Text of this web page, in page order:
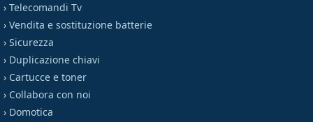
› Telecomandi Tv
› Vendita e sostituzione batterie
› Sicurezza
› Duplicazione chiavi
› Cartucce e toner
› Collabora con noi
› Domotica